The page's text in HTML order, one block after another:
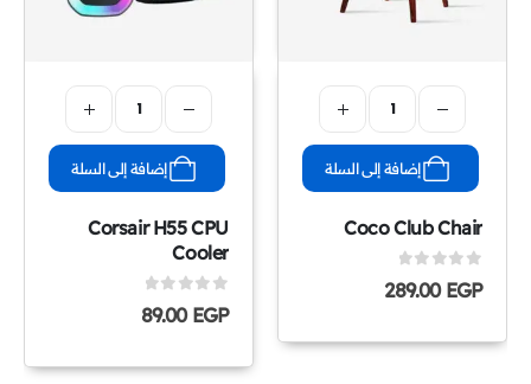
إضافة إلى السلة
Coco Club Chair
0
out of 5
289.00EGP
إضافة إلى السلة
Corsair H55 CPU
Cooler
0
out of 5
89.00EGP